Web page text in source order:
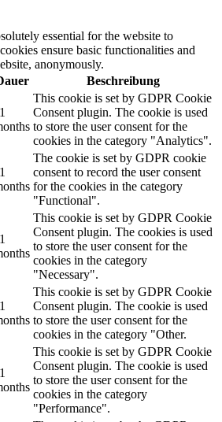
essential for the website to
ensure basic functionalities and
anonymously.
Beschreibung
This cookie is set by GDPR Cookie
Consent plugin. The cookie is used
to store the user consent for the
cookies in the category "Analytics".
The cookie is set by GDPR cookie
consent to record the user consent
for the cookies in the category
"Functional".
This cookie is set by GDPR Cookie
Consent plugin. The cookies is used
to store the user consent for the
cookies in the category
"Necessary".
This cookie is set by GDPR Cookie
Consent plugin. The cookie is used
to store the user consent for the
cookies in the category "Other.
This cookie is set by GDPR Cookie
Consent plugin. The cookie is used
to store the user consent for the
cookies in the category
"Performance".